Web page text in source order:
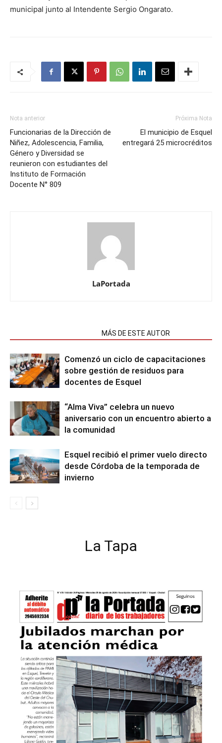
municipal junto al Intendente Sergio Ongarato.
Nota anterior
Funcionarias de la Dirección de
Niñez, Adolescencia, Familia,
Género y Diversidad se
reunieron con estudiantes del
Instituto de Formación
Docente N° 809
Próxima Nota
El municipio de Esquel
entregará 25 microcréditos
LaPortada
MÁS DE ESTE AUTOR
Comenzó un ciclo de capacitaciones
sobre gestión de residuos para
docentes de Esquel
“Alma Viva” celebra un nuevo
aniversario con un encuentro abierto a
la comunidad
Esquel recibió el primer vuelo directo
desde Córdoba de la temporada de
invierno
La Tapa